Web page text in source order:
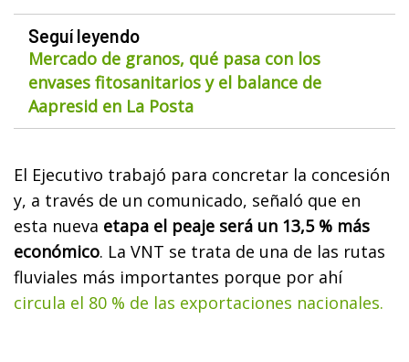
Seguí leyendo
Mercado de granos, qué pasa con los
envases fitosanitarios y el balance de
Aapresid en La Posta
El Ejecutivo trabajó para concretar la concesión
y, a través de un comunicado, señaló que en
esta nueva etapa el peaje será un 13,5 % más
económico. La VNT se trata de una de las rutas
fluviales más importantes porque por ahí
circula el 80 % de las exportaciones nacionales.